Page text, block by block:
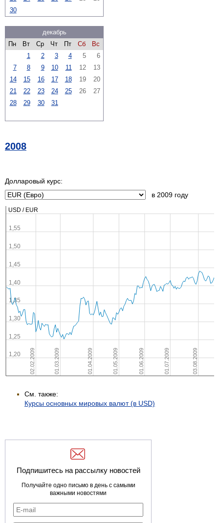
30
декабрь
Пн
Вт Ср Чт Пт Сб
Вс
1
2 3 4 5
6
7
8 9 10 11 12
13
14
15 16 17 18 19
20
21
22 23 24 25 26
27
28
29 30 31
2008
Долларовый курс:
в 2009 году
См. также:
Курсы основных мировых валют (в USD)
Подпишитесь на рассылку новостей
Получайте одно письмо в день с самыми
важными новостями